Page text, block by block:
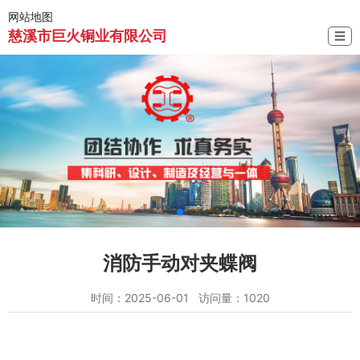
网站地图
慈溪市巨火铜业有限公司 ☰
消防手动对夹蝶阀
时间：2025-06-01 访问量：1020